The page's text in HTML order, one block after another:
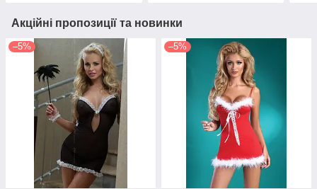
Акційні пропозиції та новинки
–5% –5%